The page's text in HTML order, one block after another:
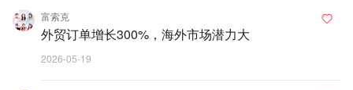
富索克
外贸订单增长300%，海外市场潜力大
2026-05-19